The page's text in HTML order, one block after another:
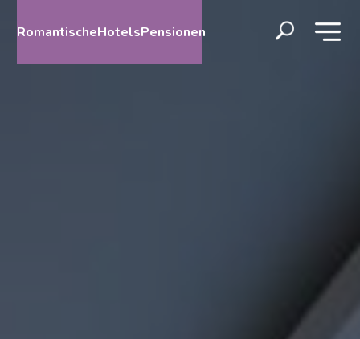
RomantischeHotelsPensionen